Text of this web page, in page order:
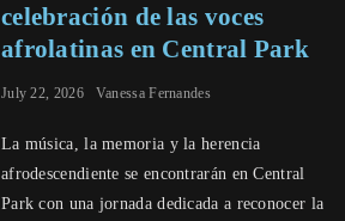
celebración de las voces
afrolatinas en Central Park
July 22, 2026 Vanessa Fernandes
La música, la memoria y la herencia
afrodescendiente se encontrarán en Central
Park con una jornada dedicada a reconocer la